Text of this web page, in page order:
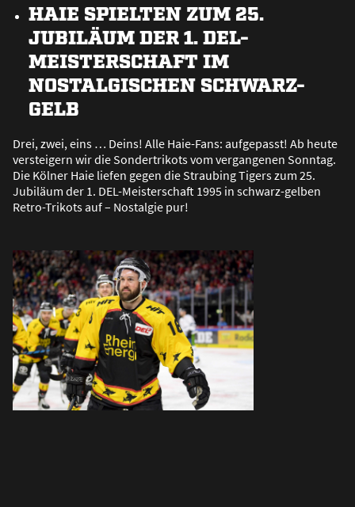
HAIE SPIELTEN ZUM 25.
JUBILÄUM DER 1. DEL-
MEISTERSCHAFT IM
NOSTALGISCHEN SCHWARZ-
GELB
Drei, zwei, eins … Deins! Alle Haie-Fans: aufgepasst! Ab heute
versteigern wir die Sondertrikots vom vergangenen Sonntag.
Die Kölner Haie liefen gegen die Straubing Tigers zum 25.
Jubiläum der 1. DEL-Meisterschaft 1995 in schwarz-gelben
Retro-Trikots auf – Nostalgie pur!